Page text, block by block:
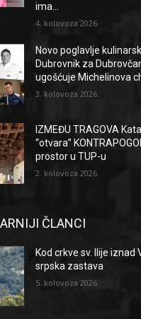
ima...
4. kolovoza 2026.
Novo poglavlje
Dubrovnik za
ugošćuje Michelinova
3. kolovoza 2026.
IZMEĐU TRAGOVA
“otvara”
prostor u TUP-u
2. kolovoza 2026.
ČLANCI
Kod crkve sv. Ilije
srpska zastava
5. kolovoza 2026.